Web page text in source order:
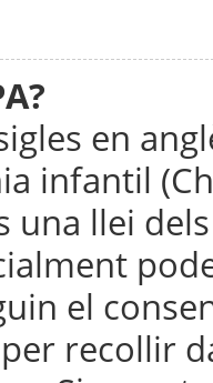
en
infantil
una llei
el
recollir